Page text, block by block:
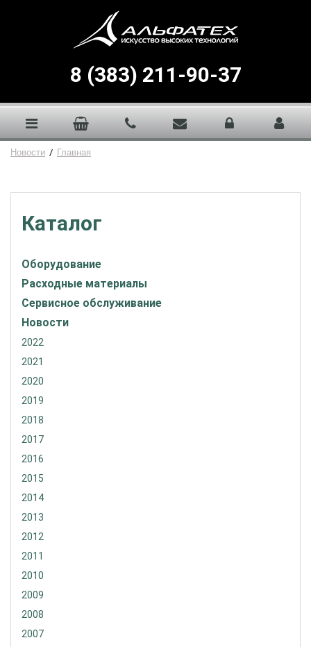
8 (383) 211-90-37
Новости / Главная
Каталог
Оборудование
Расходные материалы
Сервисное обслуживание
Новости
2022
2021
2020
2019
2018
2017
2016
2015
2014
2013
2012
2011
2010
2009
2008
2007